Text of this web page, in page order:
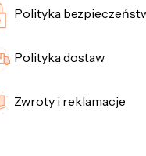
Polityka
Polityka dostaw
Zwroty i reklamacje